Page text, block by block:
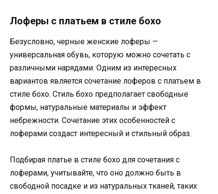
Лоферы с платьем в стиле бохо
Безусловно, черные женские лоферы —
универсальная обувь, которую можно сочетать с
различными нарядами. Одним из интересных
вариантов является сочетание лоферов с платьем в
стиле бохо. Стиль бохо предполагает свободные
формы, натуральные материалы и эффект
небрежности. Сочетание этих особенностей с
лоферами создаст интересный и стильный образ.
Подбирая платье в стиле бохо для сочетания с
лоферами, учитывайте, что оно должно быть в
свободной посадке и из натуральных тканей, таких